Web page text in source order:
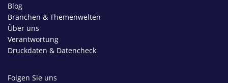
Blog
Branchen & Themenwelten
Über uns
Verantwortung
Druckdaten & Datencheck
Folgen Sie uns